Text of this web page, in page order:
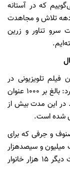
که در آستانه‌
دهه تلاش و مجاهدت
سرو تناور و زرین
همچنین از تولید بیش از 1300 عنوان فیلم تلویزیونی در
صداوسیما از سال 1383 تاکنون خبر داد و اضافه کرد: بالغ بر 1000 عنوان
در این مدت بیش از
و حِرفی که برای
و سیصدهزار
نفر (روز) سالانه ایجاد اشتغال شده است. به عبارت دیگر 15 هزار خانوار